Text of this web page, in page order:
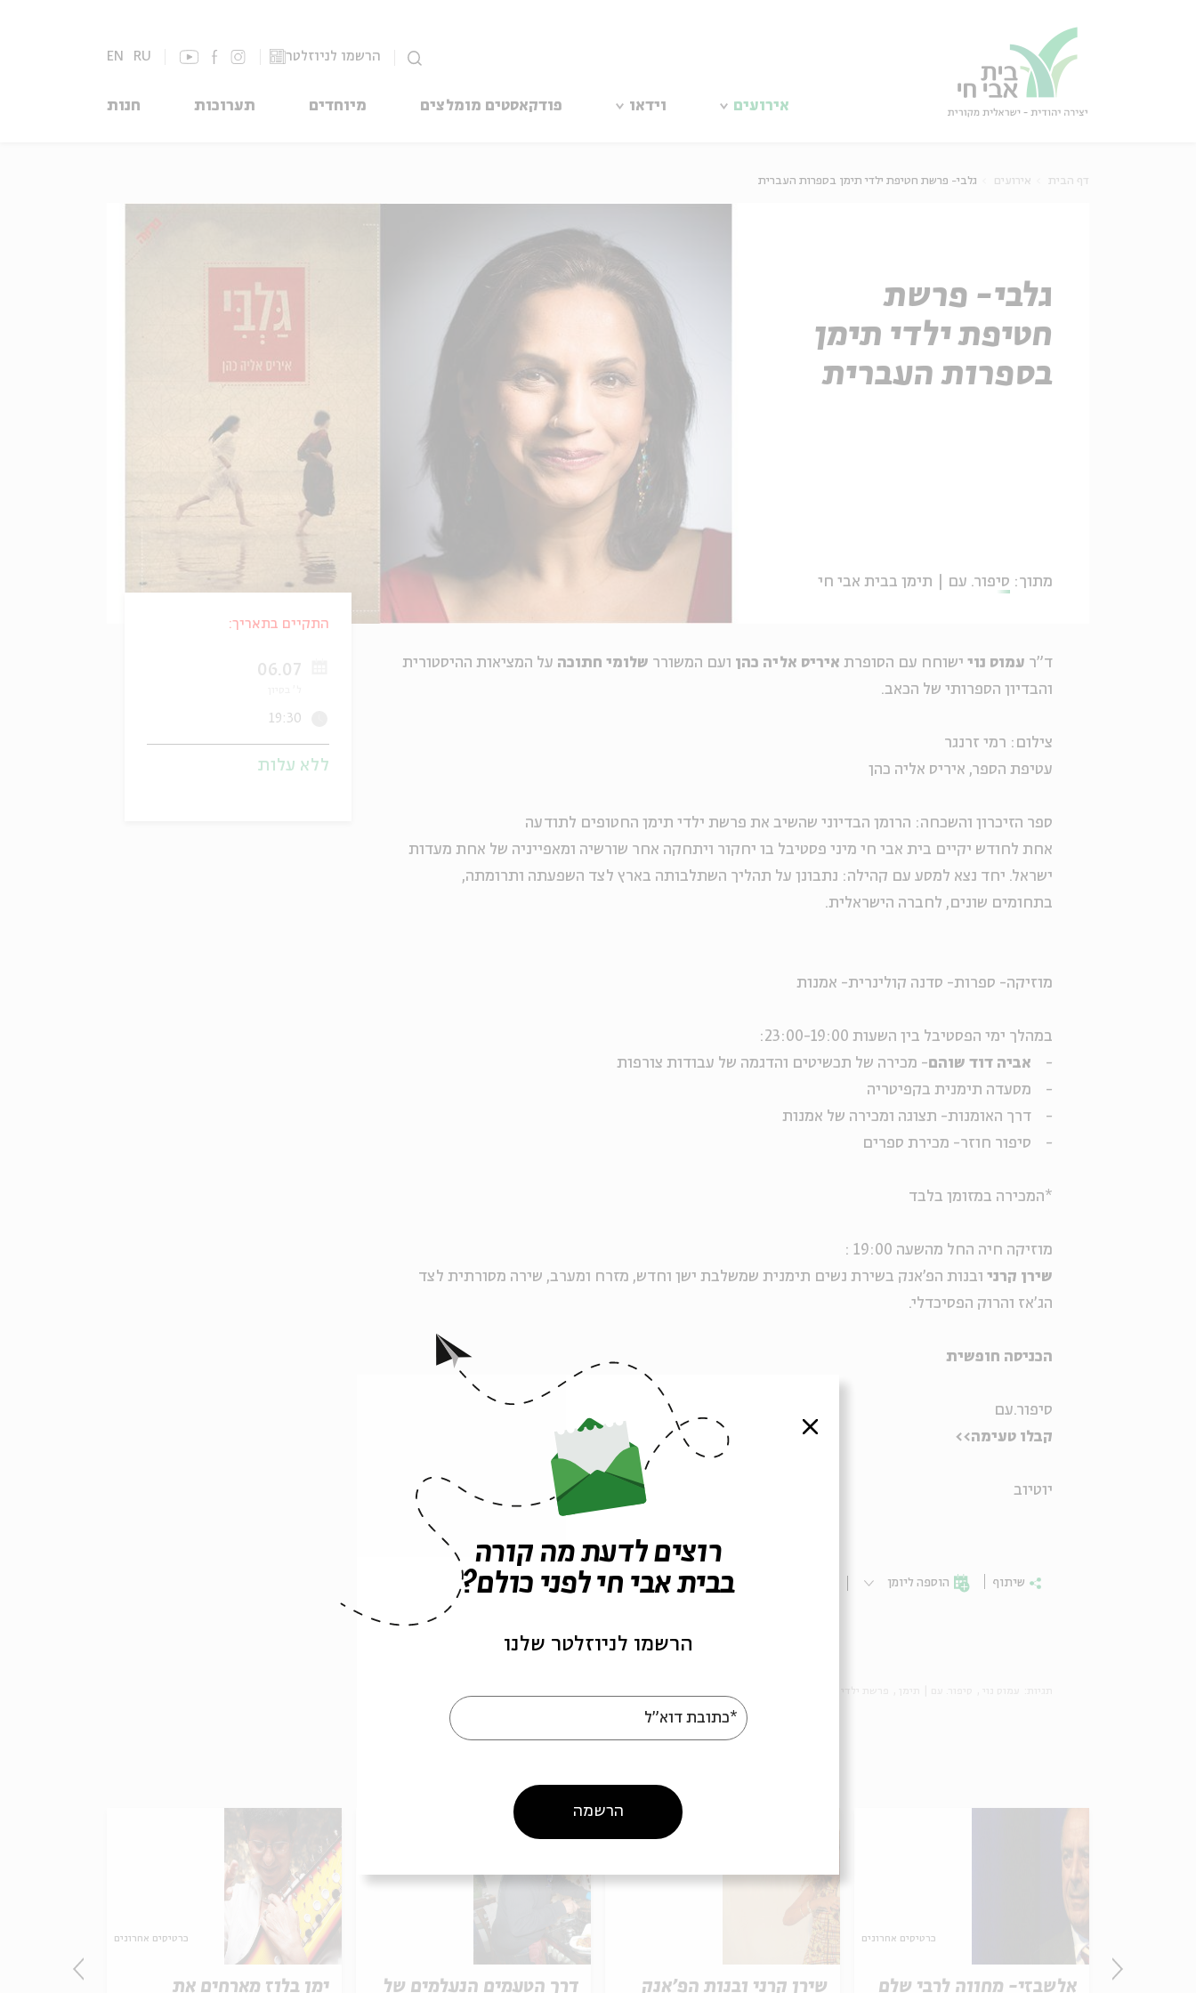
הרשמו לניוזלטר EN RU
אירועים וידאו פודקאסטים מומלצים מיוחדים תערוכות חנות
דף הבית אירועים גלבי- פרשת חטיפת ילדי תימן בספרות העברית
גלבי- פרשת
חטיפת ילדי תימן
בספרות העברית
מתוך: סיפור. עם | תימן בבית אבי חי
ד"ר עמוס נוי ישוחח עם הסופרת איריס אליה כהן ועם המשורר שלומי חתוכה על המציאות ההיסטורית
והבדיון הספרותי של הכאב.
צילום: רמי זרנגר
עטיפת הספר, איריס אליה כהן
ספר הזיכרון והשכחה: הרומן הבדיוני שהשיב את פרשת ילדי תימן החטופים לתודעה
אחת לחודש יקיים בית אבי חי מיני פסטיבל בו יחקור ויתחקה אחר שורשיה ומאפייניה של אחת מעדות
ישראל. יחד נצא למסע עם קהילה: נתבונן על תהליך השתלבותה בארץ לצד השפעתה ותרומתה,
בתחומים שונים, לחברה הישראלית.
מוזיקה- ספרות- סדנה קולינרית- אמנות
במהלך ימי הפסטיבל בין השעות 23:00-19:00:
- אביה דוד שוהם- מכירה של תכשיטים והדגמה של עבודות צורפות
- מסעדה תימנית בקפיטריה
- דרך האומנות- תצוגה ומכירה של אמנות
- סיפור חוזר- מכירת ספרים
*המכירה במזומן בלבד
מוזיקה חיה החל מהשעה 19:00 :
שירן קרני ובנות הפ'אנק בשירת נשים תימנית שמשלבת ישן וחדש, מזרח ומערב, שירה מסורתית לצד
הג'אז והרוק הפסיכדלי.
הכניסה חופשית
סיפור.עם
קבלו טעימה>>
יוטיוב
שיתוף הוספה ליומן הרשמה לאירועים דומים
התקיים בתאריך:
06.07
19:30
ללא עלות
כרטיסים אחרונים
אלשבזי- מחווה לרבי שלם
שירן קרני ובנות הפ'אנק
דרך הטעמים הנעלמים של
כרטיסים אחרונים
ימן בלוז מארחים את
סגור
רוצים לדעת מה קורה
בבית אבי חי לפני כולם?
הרשמו לניוזלטר שלנו
*כתובת דוא"ל
הרשמה